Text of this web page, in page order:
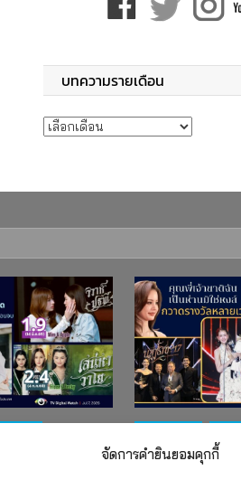
จัดการคำยินยอมคุกกี้
บทความรายเดือน
บทความรายเดือน
รางวัล
ละคร-ซีรีส์